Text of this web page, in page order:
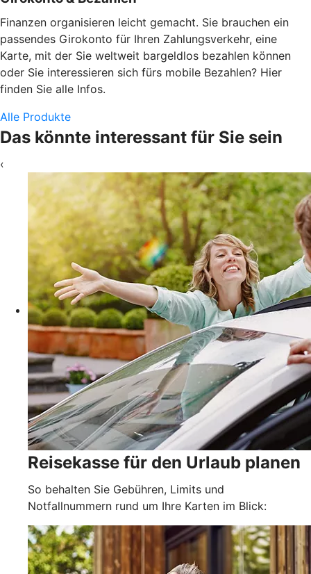
Finanzen organisieren leicht gemacht. Sie brauchen ein
passendes Girokonto für Ihren Zahlungsverkehr, eine
Karte, mit der Sie weltweit bargeldlos bezahlen können
oder Sie interessieren sich fürs mobile Bezahlen? Hier
finden Sie alle Infos.
Alle Produkte
Das könnte interessant für Sie sein
‹
Reisekasse für den Urlaub planen
So behalten Sie Gebühren, Limits und
Notfallnummern rund um Ihre Karten im Blick: